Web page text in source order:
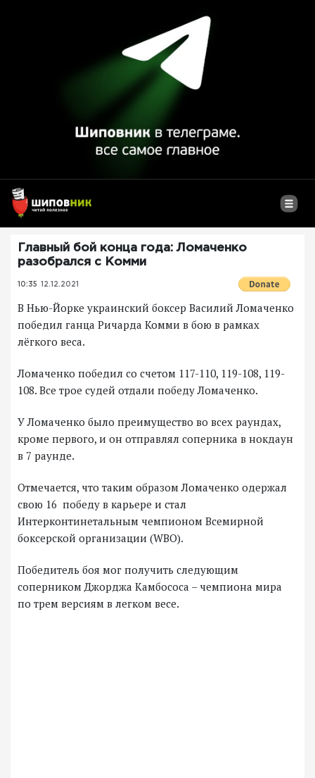
Главный бой конца года: Ломаченко
разобрался с Комми
10:35 12.12.2021
В Нью-Йорке украинский боксер Василий Ломаченко
победил ганца Ричарда Комми в бою в рамках
лёгкого веса.
Ломаченко победил со счетом 117-110, 119-108, 119-
108. Все трое судей отдали победу Ломаченко.
У Ломаченко было преимущество во всех раундах,
кроме первого, и он отправлял соперника в нокдаун
в 7 раунде.
Отмечается, что таким образом Ломаченко одержал
свою 16 победу в карьере и стал
Интерконтинетальным чемпионом Всемирной
боксерской организации (WBO).
Победитель боя мог получить следующим
соперником Джорджа Камбососа – чемпиона мира
по трем версиям в легком весе.